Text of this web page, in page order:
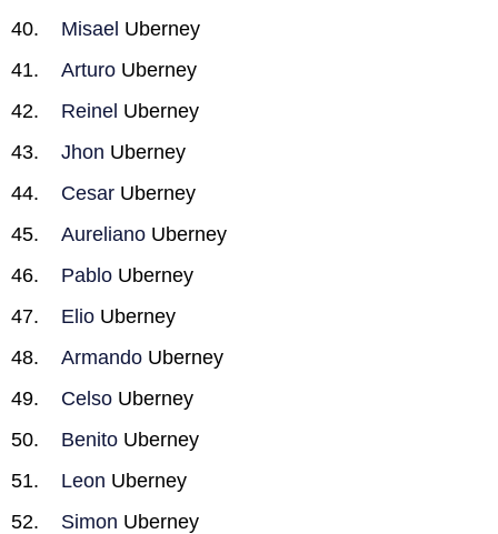
Misael Uberney
Arturo Uberney
Reinel Uberney
Jhon Uberney
Cesar Uberney
Aureliano Uberney
Pablo Uberney
Elio Uberney
Armando Uberney
Celso Uberney
Benito Uberney
Leon Uberney
Simon Uberney